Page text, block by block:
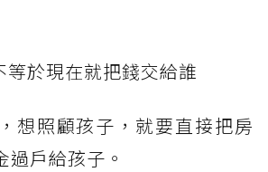
等於現在就把錢交給誰
想照顧孩子，就要直接把房
過戶給孩子。